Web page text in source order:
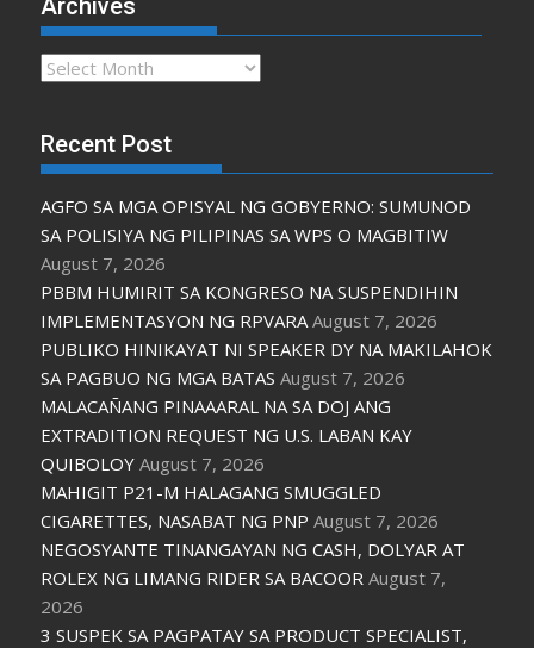
Archives
Archives
Recent Post
AGFO SA MGA OPISYAL NG GOBYERNO: SUMUNOD
SA POLISIYA NG PILIPINAS SA WPS O MAGBITIW
August 7, 2026
PBBM HUMIRIT SA KONGRESO NA SUSPENDIHIN
IMPLEMENTASYON NG RPVARA August 7, 2026
PUBLIKO HINIKAYAT NI SPEAKER DY NA MAKILAHOK
SA PAGBUO NG MGA BATAS August 7, 2026
MALACAÑANG PINAAARAL NA SA DOJ ANG
EXTRADITION REQUEST NG U.S. LABAN KAY
QUIBOLOY August 7, 2026
MAHIGIT P21-M HALAGANG SMUGGLED
CIGARETTES, NASABAT NG PNP August 7, 2026
NEGOSYANTE TINANGAYAN NG CASH, DOLYAR AT
ROLEX NG LIMANG RIDER SA BACOOR August 7,
2026
3 SUSPEK SA PAGPATAY SA PRODUCT SPECIALIST,